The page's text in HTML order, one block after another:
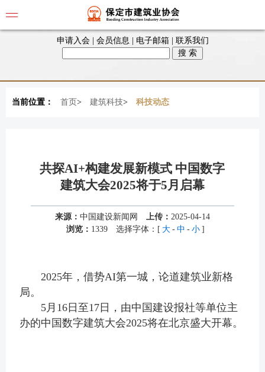
申请入会| 会员信息 电子邮箱| 联系我们
当前位置： 首页 > 建筑科技> 科技动态
共探AI+构建发展新模式 中国数字
建筑大会2025将于5月启幕
来源： 中国建设新闻网 上传： 2025-04-14
浏览： 1339 选择字体：[ 大 - 中 - 小 ]
2025年，借势AI第一城，论道建筑业新格
局。
5月16日至17日，由中国建设报社等单位主
办的中国数字建筑大会2025将在北京盛大开幕。